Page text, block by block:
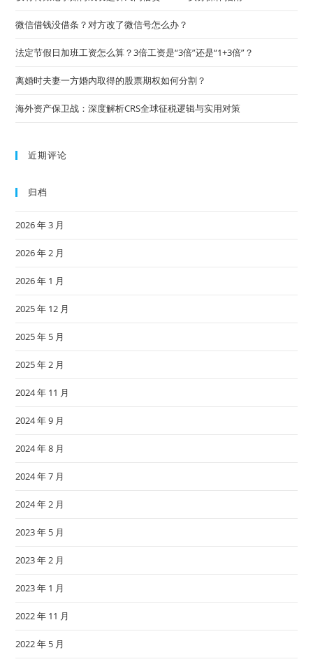
微信借钱没借条？对方改了微信号怎么办？
法定节假日加班工资怎么算？3倍工资是“3倍”还是“1+3倍”？
离婚时夫妻一方婚内取得的股票期权如何分割？
海外资产保卫战：深度解析CRS全球征税逻辑与实用对策
近期评论
归档
2026 年 3 月
2026 年 2 月
2026 年 1 月
2025 年 12 月
2025 年 5 月
2025 年 2 月
2024 年 11 月
2024 年 9 月
2024 年 8 月
2024 年 7 月
2024 年 2 月
2023 年 5 月
2023 年 2 月
2023 年 1 月
2022 年 11 月
2022 年 5 月